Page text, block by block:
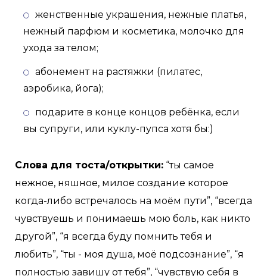
женственные украшения, нежные платья,
нежный парфюм и косметика, молочко для
ухода за телом;
абонемент на растяжки (пилатес,
аэробика, йога);
подарите в конце концов ребёнка, если
вы супруги, или куклу-пупса хотя бы:)
Слова для тоста/открытки: “ты самое
нежное, няшное, милое создание которое
когда-либо встречалось на моём пути”, “всегда
чувствуешь и понимаешь мою боль, как никто
другой”, “я всегда буду помнить тебя и
любить”, “ты - моя душа, моё подсознание”, “я
полностью завишу от тебя”, “чувствую себя в